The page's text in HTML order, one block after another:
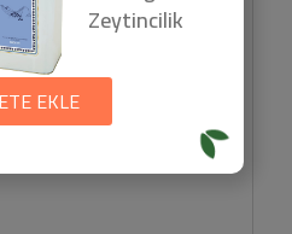
Zeytincilik
EKLE